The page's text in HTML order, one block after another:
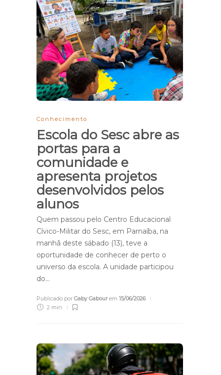
Conhecimento
Escola do Sesc abre as
portas para a
comunidade e
apresenta projetos
desenvolvidos pelos
alunos
Quem passou pelo Centro Educacional
Cívico-Militar do Sesc, em Parnaíba, na
manhã deste sábado (13), teve a
oportunidade de conhecer de perto o
universo da escola. A unidade participou
do…
Publicado por Gaby Gabourem 15/06/2026
2 min